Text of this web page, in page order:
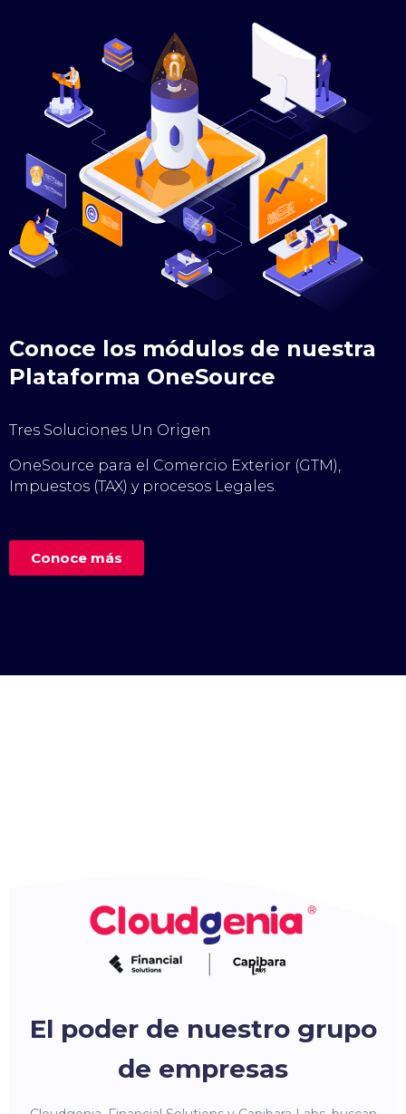
Conoce los módulos de nuestra
Plataforma OneSource
Tres Soluciones Un Origen
OneSource para el Comercio Exterior (GTM),
Impuestos (TAX) y procesos Legales.
Conoce más
El poder de nuestro grupo
de empresas